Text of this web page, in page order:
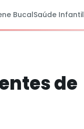
BucalSaúde Infantil
de